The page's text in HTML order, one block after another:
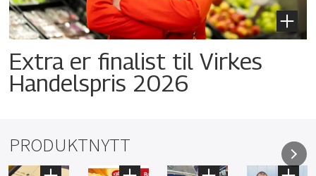
Extra er finalist til Virkes
Handelspris 2026
PRODUKTNYTT